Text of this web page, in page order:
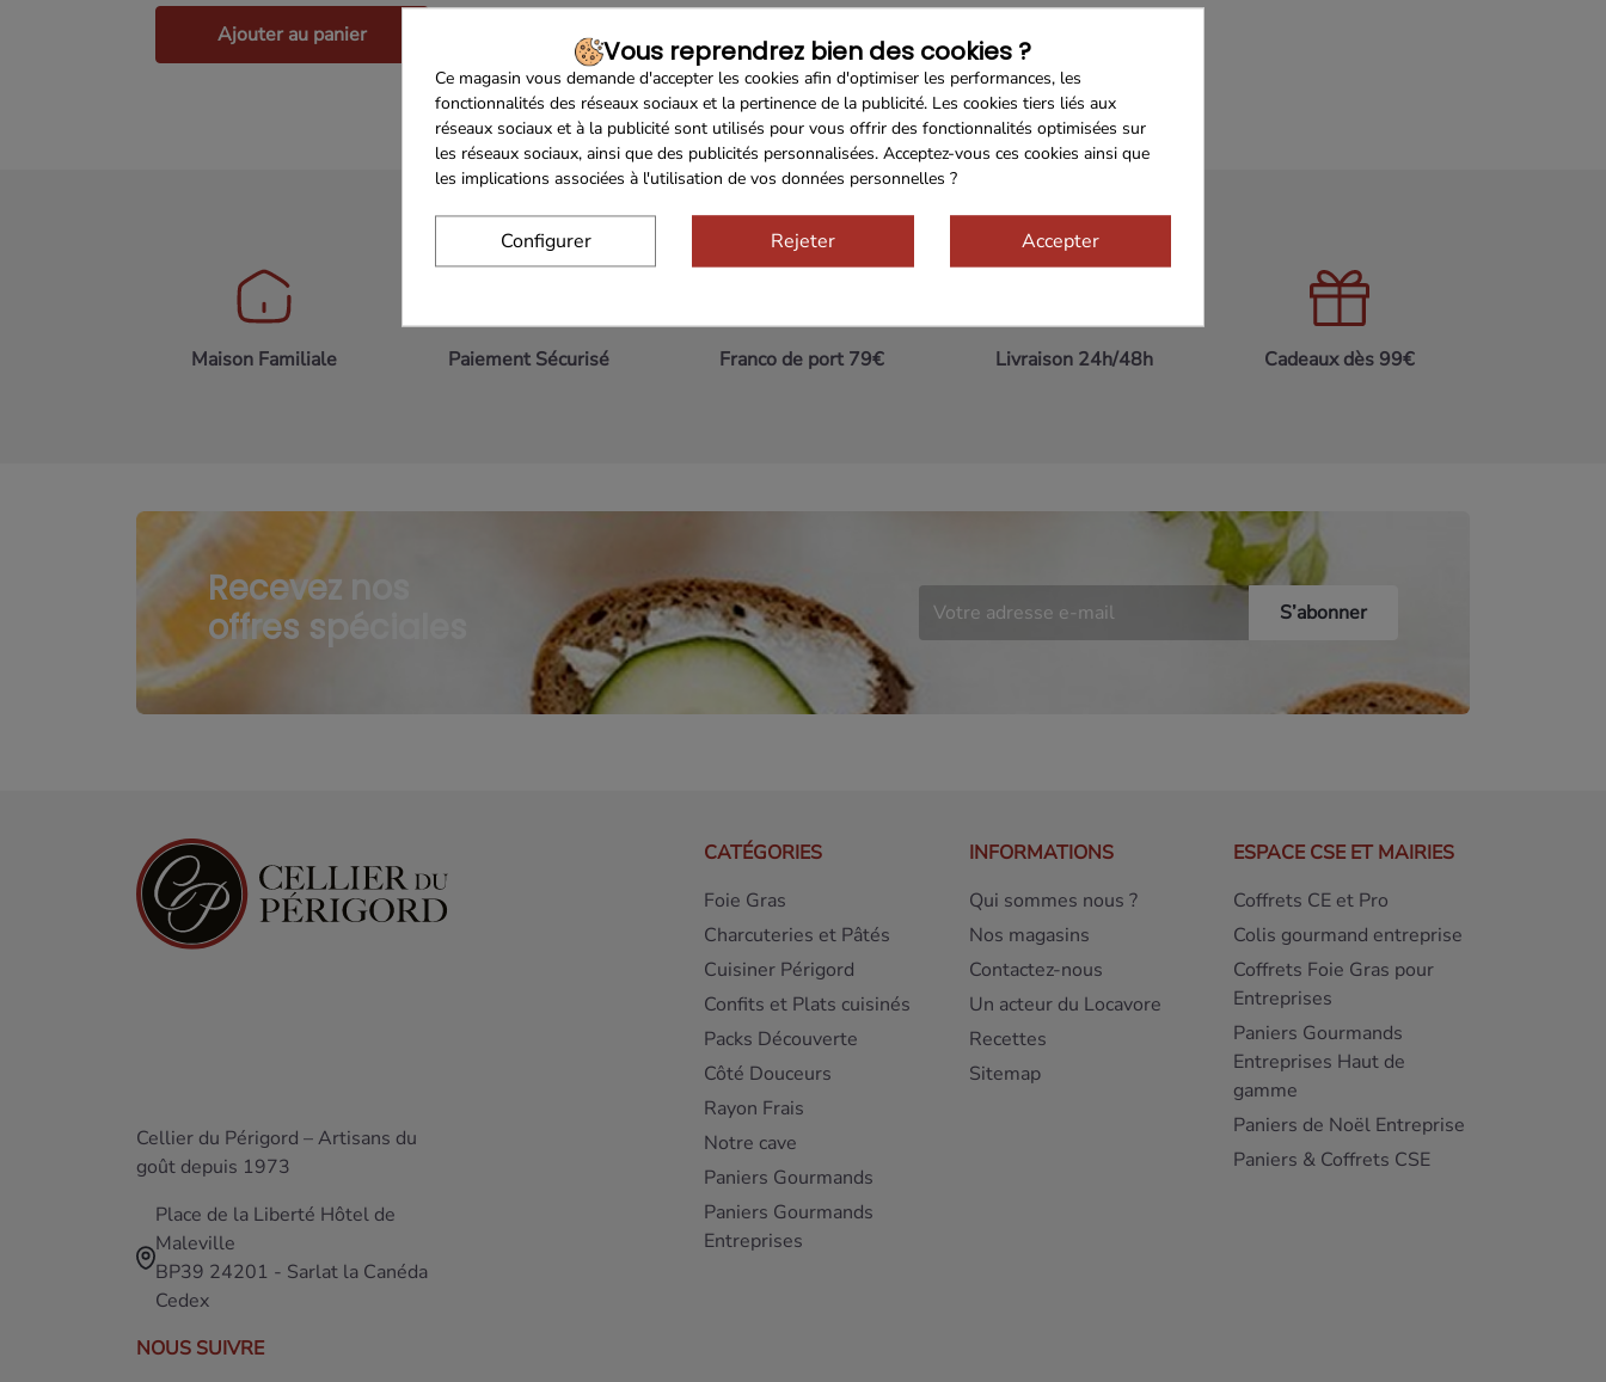
Ajouter au panier
Maison Familiale Paiement Sécurisé Franco de port 79€ Livraison 24h/48h Cadeaux dès 99€
Recevez nos
offres spéciales
Cellier du Périgord – Artisans du
goût depuis 1973
Place de la Liberté Hôtel de
Maleville
BP39 24201 - Sarlat la Canéda
Cedex
NOUS SUIVRE
CATÉGORIES
Foie Gras
Charcuteries et Pâtés
Cuisiner Périgord
Confits et Plats cuisinés
Packs Découverte
Côté Douceurs
Rayon Frais
Notre cave
Paniers Gourmands
Paniers Gourmands
Entreprises
INFORMATIONS
Qui sommes nous ?
Nos magasins
Contactez-nous
Un acteur du Locavore
Recettes
Sitemap
ESPACE CSE ET MAIRIES
Coffrets CE et Pro
Colis gourmand entreprise
Coffrets Foie Gras pour
Entreprises
Paniers Gourmands
Entreprises Haut de
gamme
Paniers de Noël Entreprise
Paniers & Coffrets CSE
Vous reprendrez bien des cookies ?
Ce magasin vous demande d'accepter les cookies afin d'optimiser les performances, les
fonctionnalités des réseaux sociaux et la pertinence de la publicité. Les cookies tiers liés aux
réseaux sociaux et à la publicité sont utilisés pour vous offrir des fonctionnalités optimisées sur
les réseaux sociaux, ainsi que des publicités personnalisées. Acceptez-vous ces cookies ainsi que
les implications associées à l'utilisation de vos données personnelles ?
Configurer Rejeter Accepter